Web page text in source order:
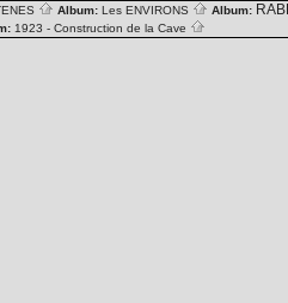
Album: Les ENVIRONS Album:
1923 - Construction de la Cave